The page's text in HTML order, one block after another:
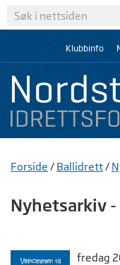
Klubbinfo
Forside / Ballidrett/
Nyhetsarkiv
fredag